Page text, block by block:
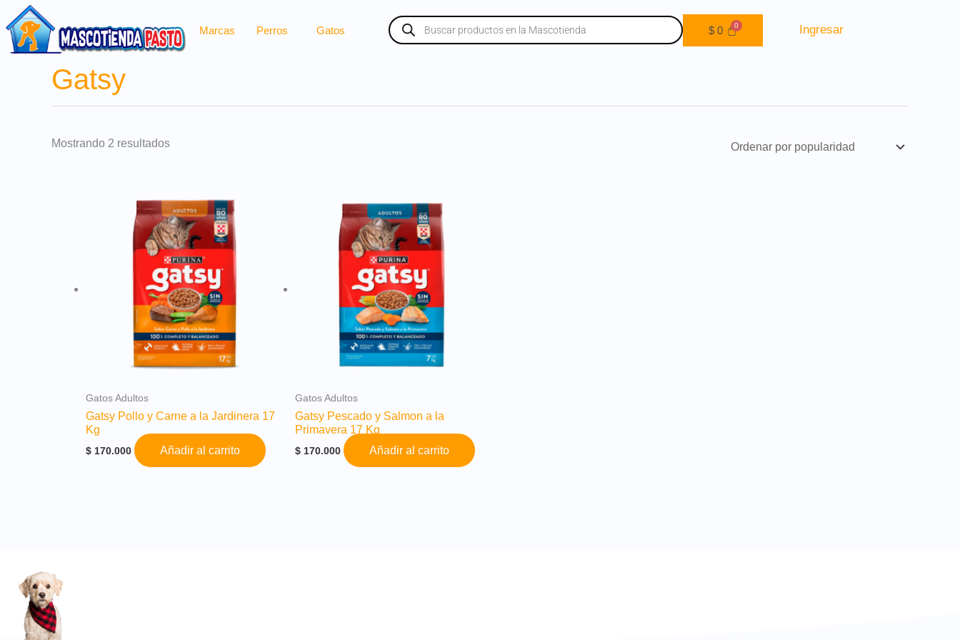
al
contenido
Marcas Perros Gatos
Búsqueda
de
productos
$ 0 Ingresar
Gatsy
Mostrando 2 resultados
Gatos Adultos
Gatsy Pollo y Carne a la Jardinera 17
Kg
$ 170.000 Añadir al carrito
Gatos Adultos
Gatsy Pescado y Salmon a la
Primavera 17 Kg
$ 170.000 Añadir al carrito